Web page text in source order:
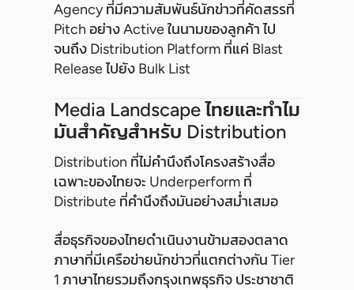
Agency ที่มีความสัมพันธ์นักข่าวที่คัดสรรที่
Pitch อย่าง Active ในนามของลูกค้า ไป
จนถึง Distribution Platform ที่แค่ Blast
Release ไปยัง Bulk List
Media Landscape ไทยและทำไม
มันสำคัญสำหรับ Distribution
Distribution ที่ไม่คำนึงถึงโครงสร้างสื่อ
เฉพาะของไทยจะ Underperform ที่
Distribute ที่คำนึงถึงมันอย่างสม่ำเสมอ
สื่อธุรกิจของไทยดำเนินงานข้ามสองตลาด
ภาษาที่มีเครือข่ายนักข่าวที่แตกต่างกัน Tier
1 ภาษาไทยรวมถึงกรุงเทพธุรกิจ ประชาชาติ